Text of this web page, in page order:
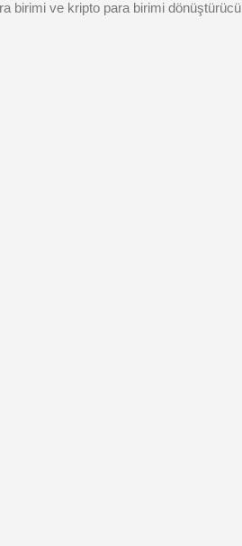
birimi ve kripto para birimi dönüştürücü